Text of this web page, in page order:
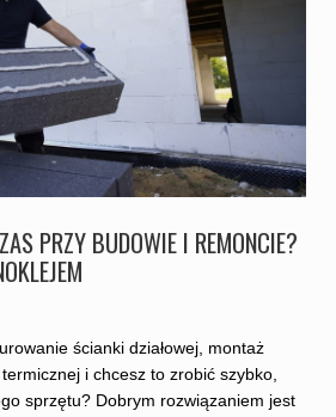
PRZY BUDOWIE I REMONCIE?
ścianki działowej, montaż
i chcesz to zrobić szybko,
sprzętu? Dobrym rozwiązaniem jest